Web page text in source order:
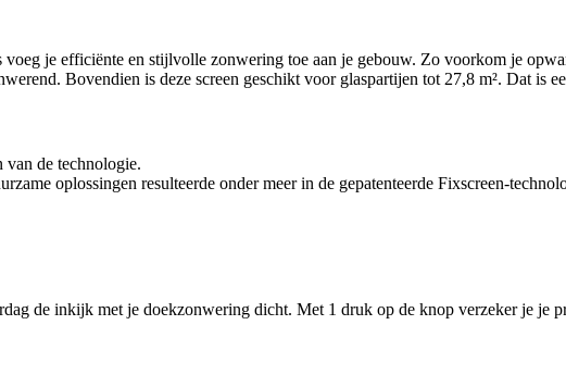
je efficiënte en stijlvolle zonwering toe aan je gebouw. Zo voorkom je
Bovendien is deze screen geschikt voor glaspartijen tot 27,8 m². Dat is
van de technologie.
oplossingen resulteerde onder meer in de gepatenteerde Fixscreen-
de inkijk met je doekzonwering dicht. Met 1 druk op de knop verzeker je je